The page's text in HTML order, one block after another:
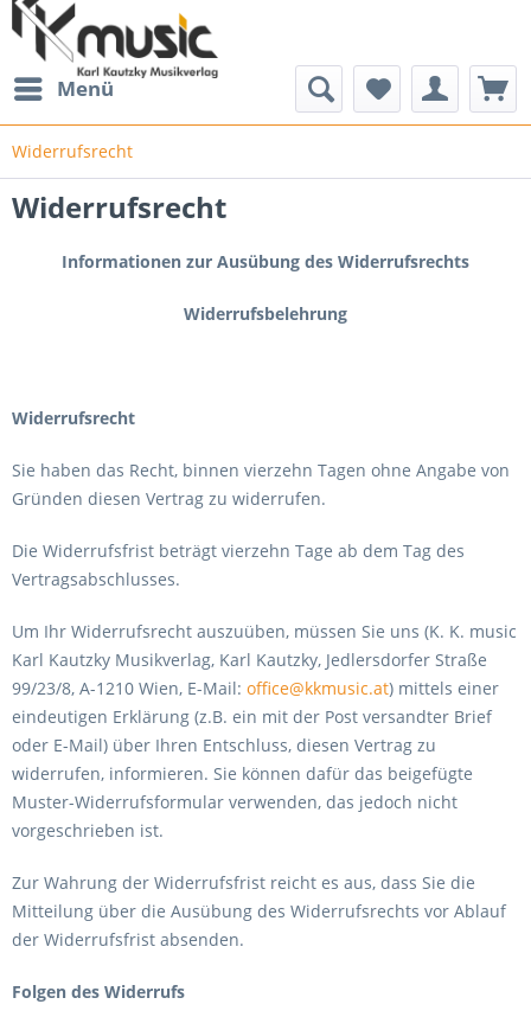
Menü
Widerrufsrecht
Widerrufsrecht
Informationen zur Ausübung des Widerrufsrechts
Widerrufsbelehrung
Widerrufsrecht
Sie haben das Recht, binnen vierzehn Tagen ohne Angabe von
Gründen diesen Vertrag zu widerrufen.
Die Widerrufsfrist beträgt vierzehn Tage ab dem Tag des
Vertragsabschlusses.
Um Ihr Widerrufsrecht auszuüben, müssen Sie uns (K. K. music
Karl Kautzky Musikverlag, Karl Kautzky, Jedlersdorfer Straße
99/23/8, A-1210 Wien, E-Mail: office@kkmusic.at) mittels einer
eindeutigen Erklärung (z.B. ein mit der Post versandter Brief
oder E-Mail) über Ihren Entschluss, diesen Vertrag zu
widerrufen, informieren. Sie können dafür das beigefügte
Muster-Widerrufsformular verwenden, das jedoch nicht
vorgeschrieben ist.
Zur Wahrung der Widerrufsfrist reicht es aus, dass Sie die
Mitteilung über die Ausübung des Widerrufsrechts vor Ablauf
der Widerrufsfrist absenden.
Folgen des Widerrufs